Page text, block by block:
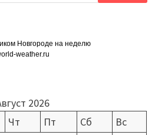
Новгороде на неделю
weather.ru
2026
Чт Пт Сб
Вс